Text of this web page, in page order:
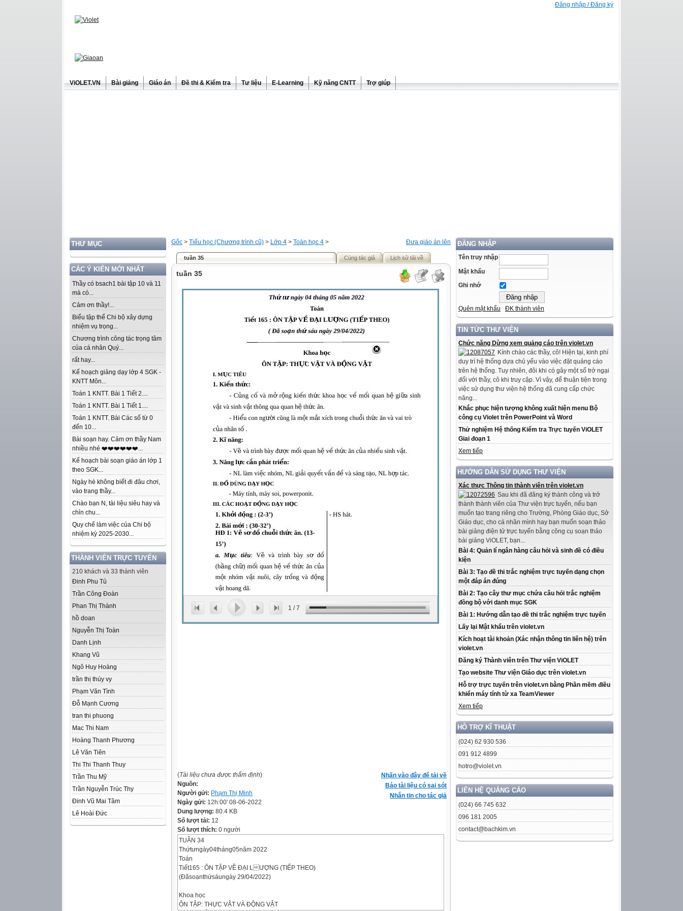
Đăng nhập / Đăng ký
ViOLET.VN Bài giảng Giáo án Đề thi & Kiểm tra Tư liệu E-Learning Kỹ năng CNTT Trợ giúp
THƯ MỤC
CÁC Ý KIẾN MỚI NHẤT
Thầy có bsach1 bài tập 10 và 11
mà có...
Cảm ơn thầy!...
Biểu tập thể Chi bộ xây dựng
nhiệm vụ trọng...
Chương trình công tác trọng tâm
của cá nhân Quý...
rất hay...
Kế hoạch giảng dạy lớp 4 SGK -
KNTT Môn...
Toán 1 KNTT. Bài 1 Tiết 2....
Toán 1 KNTT. Bài 1 Tiết 1....
Toán 1 KNTT. Bài Các số từ 0
đến 10...
Bài soạn hay. Cảm ơn thầy Nam
nhiều nhé ❤️❤️❤️❤️❤️❤️...
Kế hoạch bài soạn giáo án lớp 1
theo SGK...
Ngày hè không biết đi đâu chơi,
vào trang thầy...
Chào bạn N, tài liệu siêu hay và
chỉn chu...
Quy chế làm việc của Chi bộ
nhiệm kỳ 2025-2030...
THÀNH VIÊN TRỰC TUYẾN
210 khách và 33 thành viên
Đinh Phu Tủ
Trần Công Đoàn
Phan Thị Thành
hồ doan
Nguyễn Thị Toàn
Danh Lịnh
Khang Vũ
Ngô Huy Hoàng
trần thị thúy vy
Phạm Văn Tình
Đỗ Mạnh Cương
tran thi phuong
Mac Thi Nam
Hoàng Thanh Phương
Lê Văn Tiên
Thi Thi Thanh Thuy
Trần Thu Mỹ
Trần Nguyễn Trúc Thy
Đinh Vũ Mai Tâm
Lê Hoài Đức
ĐĂNG NHẬP
Tên truy nhập
Mật khẩu
Ghi nhớ
Quên mật khẩu ĐK thành viên
TIN TỨC THƯ VIỆN
Chức năng Dừng xem quảng cáo trên violet.vn
Kính chào các thầy, cô! Hiện tại, kinh phí
duy trì hệ thống dựa chủ yếu vào việc đặt quảng cáo
trên hệ thống. Tuy nhiên, đôi khi có gây một số trở ngại
đối với thầy, cô khi truy cập. Vì vậy, để thuận tiện trong
việc sử dụng thư viện hệ thống đã cung cấp chức
năng...
Khắc phục hiện tượng không xuất hiện menu Bộ
công cụ Violet trên PowerPoint và Word
Thử nghiệm Hệ thống Kiểm tra Trực tuyến ViOLET
Giai đoạn 1
Xem tiếp
HƯỚNG DẪN SỬ DỤNG THƯ VIỆN
Xác thực Thông tin thành viên trên violet.vn
Sau khi đã đăng ký thành công và trở
thành thành viên của Thư viện trực tuyến, nếu bạn
muốn tạo trang riêng cho Trường, Phòng Giáo dục, Sở
Giáo dục, cho cá nhân mình hay bạn muốn soạn thảo
bài giảng điện tử trực tuyến bằng công cụ soạn thảo
bài giảng ViOLET, bạn...
Bài 4: Quản lí ngân hàng câu hỏi và sinh đề có điều
kiện
Bài 3: Tạo đề thi trắc nghiệm trực tuyến dạng chọn
một đáp án đúng
Bài 2: Tạo cây thư mục chứa câu hỏi trắc nghiệm
đồng bộ với danh mục SGK
Bài 1: Hướng dẫn tạo đề thi trắc nghiệm trực tuyến
Lấy lại Mật khẩu trên violet.vn
Kích hoạt tài khoản (Xác nhận thông tin liên hệ) trên
violet.vn
Đăng ký Thành viên trên Thư viện ViOLET
Tạo website Thư viện Giáo dục trên violet.vn
Hỗ trợ trực tuyến trên violet.vn bằng Phần mềm điều
khiển máy tính từ xa TeamViewer
Xem tiếp
HỖ TRỢ KĨ THUẬT
(024) 62 930 536
091 912 4899
hotro@violet.vn
LIÊN HỆ QUẢNG CÁO
(024) 66 745 632
096 181 2005
contact@bachkim.vn
Đưa giáo án lên
Gốc > Tiểu học (Chương trình cũ) > Lớp 4 > Toán học 4 >
tuần 35 Cùng tác giả Lịch sử tải về
tuần 35
1 /7
Nhấn vào đây để tải về
Báo tài liệu có sai sót
Nhắn tin cho tác giả
(Tài liệu chưa được thẩm định)
Nguồn:
Người gửi: Phạm Thị Minh
Ngày gửi: 12h:00' 08-06-2022
Dung lượng: 80.4 KB
Số lượt tải: 12
Số lượt thích: 0 người
TUẦN 34
Thứtưngày04tháng05năm 2022
Toán
Tiết165 : ÔN TẬP VỀ ĐẠI LƯỢNG (TIẾP THEO)
(Đãsoạnthứsáungày 29/04/2022)
Khoa học
ÔN TẬP: THỰC VẬT VÀ ĐỘNG VẬT